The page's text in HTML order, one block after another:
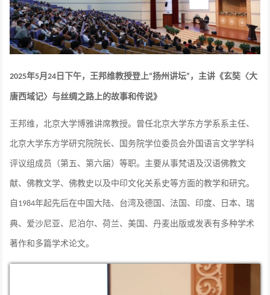
2025年5月24 日下午，王邦维教授登上“扬州讲坛” ，主讲《玄奘〈大
唐西域记〉与丝绸之路上的故事和传说》
王邦维，北京大学博雅讲席教授。曾任北京大学东方学系系主任、
北京大学东方学研究院院长、国务院学位委员会外国语言文学学科
评议组成员（第五、第六届）等职。主要从事梵语及汉语佛教文
献、佛教文学、佛教史以及中印文化关系史等方面的教学和研究。
自 1984年起先后在中国大陆、台湾及德国、法国、印度、日本、瑞
典、爱沙尼亚、尼泊尔、荷兰、美国、丹麦出版或发表有多种学术
著作和多篇学术论文。